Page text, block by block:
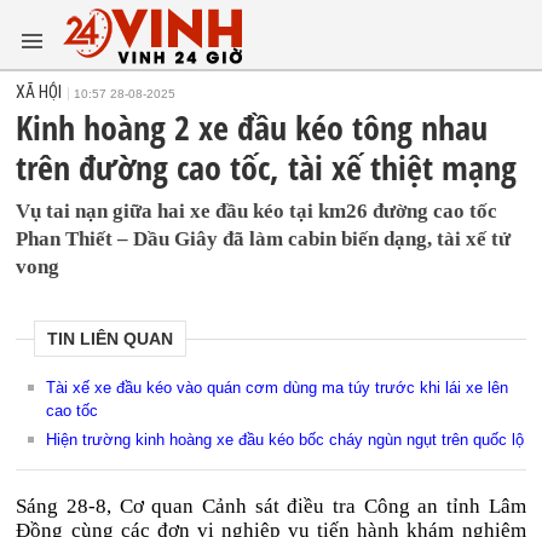
XÃ HỘI 10:57 28-08-2025
Kinh hoàng 2 xe đầu kéo tông nhau
trên đường cao tốc, tài xế thiệt mạng
Vụ tai nạn giữa hai xe đầu kéo tại km26 đường cao tốc
Phan Thiết – Dầu Giây đã làm cabin biến dạng, tài xế tử
vong
TIN LIÊN QUAN
Tài xế xe đầu kéo vào quán cơm dùng ma túy trước khi lái xe lên
cao tốc
Hiện trường kinh hoàng xe đầu kéo bốc cháy ngùn ngụt trên quốc lộ
Sáng 28-8, Cơ quan Cảnh sát điều tra Công an tỉnh Lâm
Đồng cùng các đơn vị nghiệp vụ tiến hành khám nghiệm